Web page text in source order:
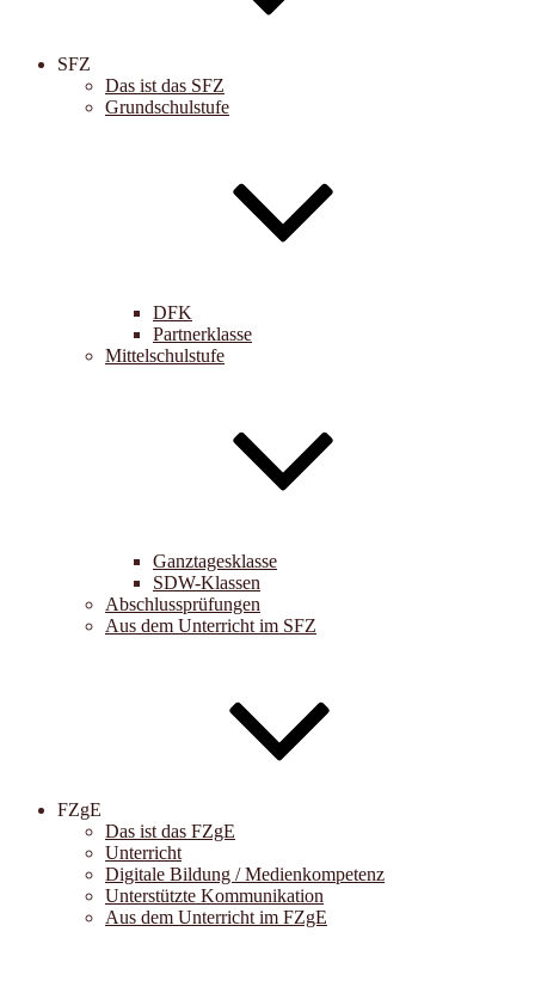
SFZ
Das ist das SFZ
Grundschulstufe
DFK
Partnerklasse
Mittelschulstufe
Ganztagesklasse
SDW-Klassen
Abschlussprüfungen
Aus dem Unterricht im SFZ
FZgE
Das ist das FZgE
Unterricht
Digitale Bildung / Medienkompetenz
Unterstützte Kommunikation
Aus dem Unterricht im FZgE